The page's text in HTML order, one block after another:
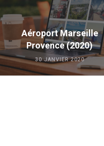
Aéroport Marseille
Provence (2020)
30 JANVIER 2020